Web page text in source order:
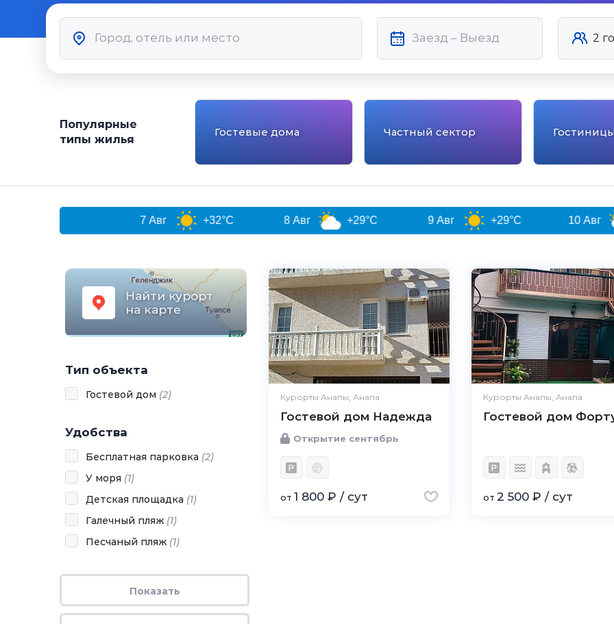
Популярные
типы жилья
Гостевые дома Частный сектор
+32°C 8 Авг +29°C 9 Авг +29°C 10 Авг
Найти курорт
на карте
Тип объекта
Гостевой дом (2)
Удобства
Бесплатная парковка (2)
У моря (1)
Детская площадка (1)
Галечный пляж (1)
Песчаный пляж (1)
Курорты Анапы, Анапа
Гостевой дом Надежда
Открытие сентябрь
от 1 800 ₽ / сут
Курорты Анапы, Анапа
Гостевой дом
от 2 500 ₽ / сут